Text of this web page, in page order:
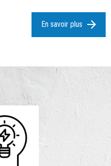
En savoir plus